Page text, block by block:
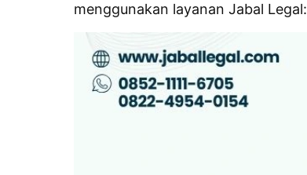
menggunakan layanan Jabal Legal: